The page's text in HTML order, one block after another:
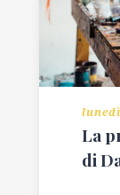
La
di